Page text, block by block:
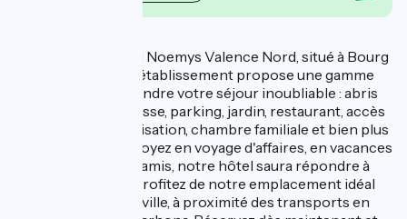
Bienvenue à l'Hôtel Noemys Valence Nord, situé à Bourg
les Valence. Notre établissement propose une gamme
de services pour rendre votre séjour inoubliable : abris
pour vélo, bar, terrasse, parking, jardin, restaurant, accès
internet wifi, climatisation, chambre familiale et bien plus
encore. Que vous soyez en voyage d'affaires, en vacances
en famille ou entre amis, notre hôtel saura répondre à
tous vos besoins. Profitez de notre emplacement idéal
en périphérie de la ville, à proximité des transports en